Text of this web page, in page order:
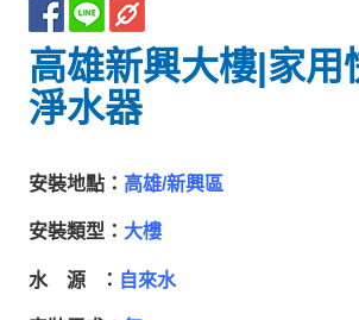
高雄新興大樓|家用
淨水器
安裝地點： 高雄/新興區
安裝類型： 大樓
水 源 ： 自來水